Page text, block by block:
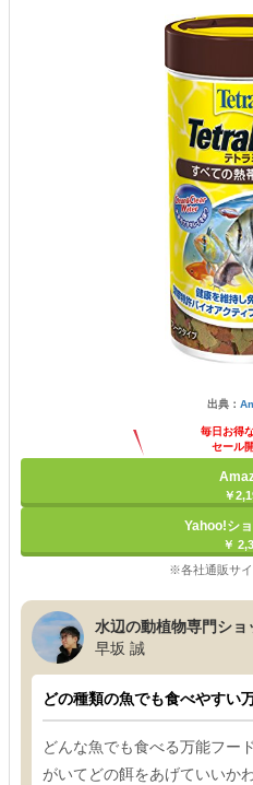
出典：
毎日お得
セール
￥
Yahoo!シ
￥
※各社通販サ
水辺の動植物専門シ
早坂 誠
どの種類の魚でも食べやすい
どんな魚でも食べる万能フー
がいてどの餌をあげていいか